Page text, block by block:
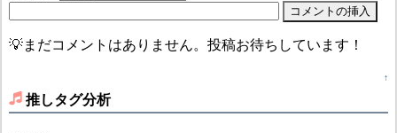
💡まだコメントはありません。投稿お待ちしています！
↑
推しタグ分析